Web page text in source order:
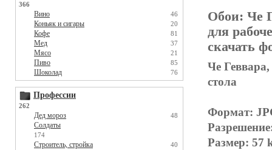
366
Вино 46
Коньяк и сигары 20
Кофе 81
Мед 37
Мясо 21
Пиво 85
Шоколад 76
Профессии
262
Дед мороз 48
Солдаты
174
Строитель, стройка 40
Обои: Че
для
скачать
Че
стола
Формат:
Размер: 57